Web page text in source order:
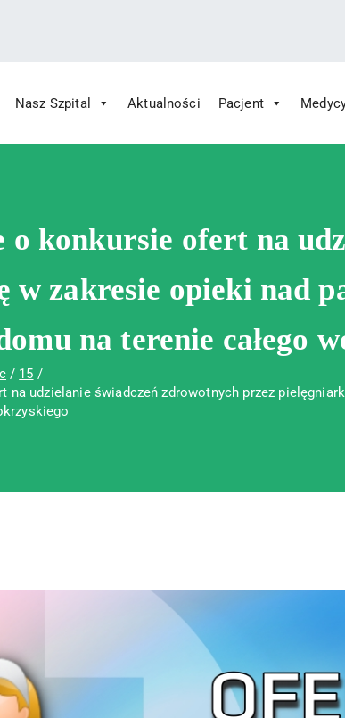
Specjalistyczny im. Św. Rafała w
Specjalistyczny im. Św. Rafała w Czerwonej Górze
Nasz Szpital Aktualności Pacjent
o konkursie ofert na
w zakresie opieki nad
na terenie całego
15
na udzielanie świadczeń zdrowotnych przez